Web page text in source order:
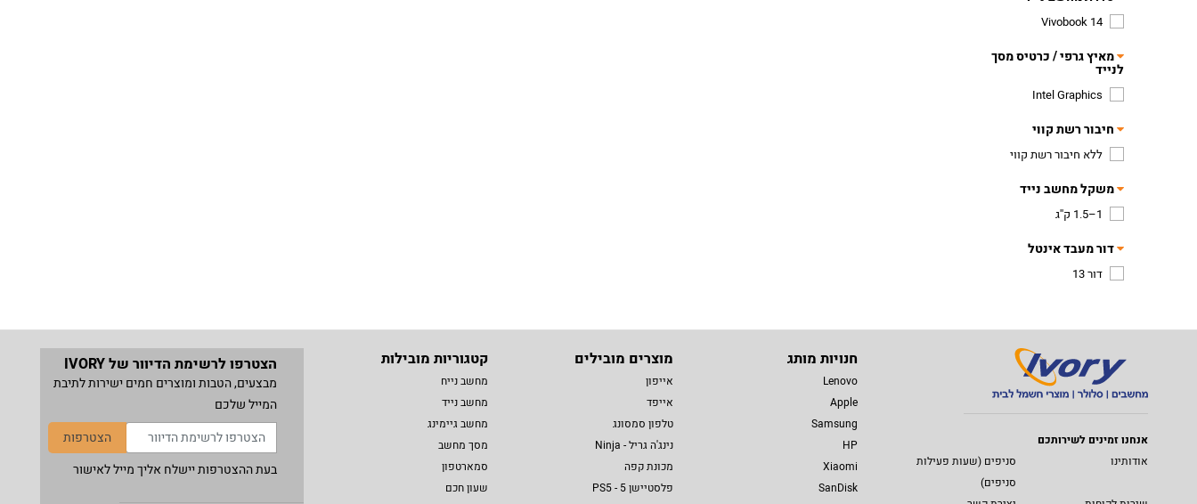
Vivobook 14
מאיץ גרפי / כרטיס מסך
לנייד
Intel Graphics
חיבור רשת קווי
ללא חיבור רשת קווי
משקל מחשב נייד
1–1.5 ק''ג
דור מעבד אינטל
דור 13
אנחנו זמינים לשירותכם
אודותינו
סניפים (שעות פעילות
סניפים)
חנויות מותג
Lenovo
Apple
Samsung
HP
Xiaomi
SanDisk
מוצרים מובילים
אייפון
אייפד
טלפון סמסונג
נינג'ה גריל - Ninja
מכונת קפה
פלסטיישן 5 - PS5
קטגוריות מובילות
מחשב נייח
מחשב נייד
מחשב גיימינג
מסך מחשב
סמארטפון
שעון חכם
הצטרפו לרשימת הדיוור של IVORY
מבצעים, הטבות ומוצרים חמים ישירות לתיבת
המייל שלכם
הצטרפות
בעת ההצטרפות יישלח אליך מייל לאישור